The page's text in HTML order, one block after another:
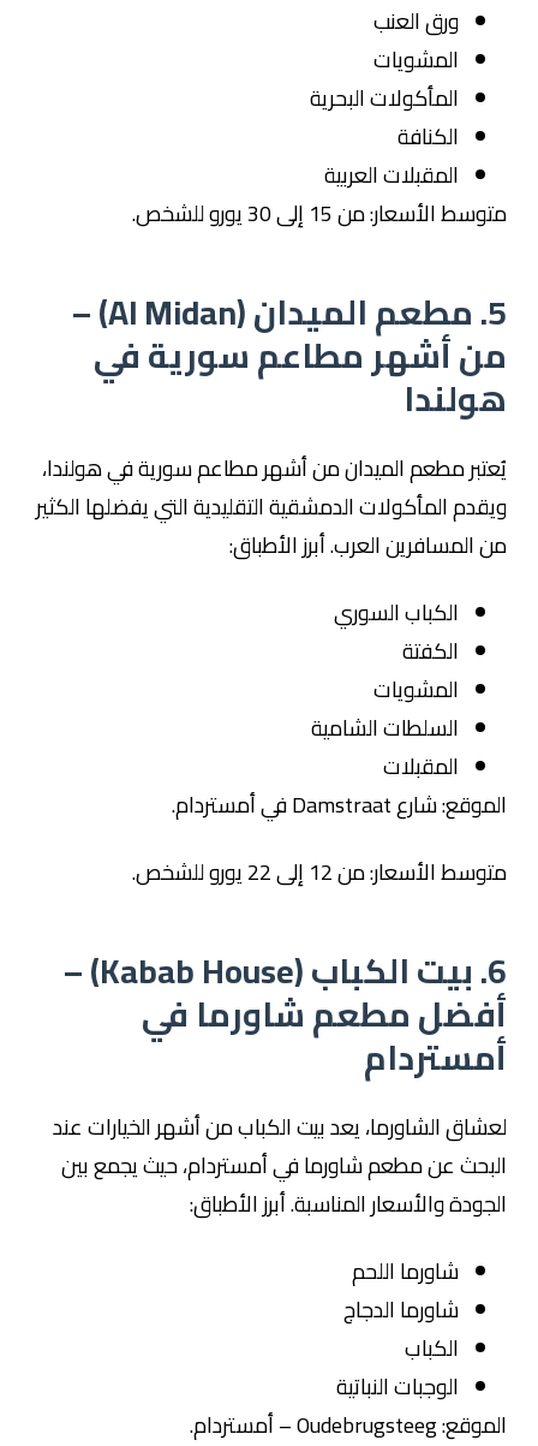
ورق العنب
المشويات
المأكولات البحرية
الكنافة
المقبلات العربية
متوسط الأسعار: من 15 إلى 30 يورو للشخص.
5. مطعم الميدان (Al Midan) –
من أشهر مطاعم سورية في
هولندا
يُعتبر مطعم الميدان من أشهر مطاعم سورية في هولندا،
ويقدم المأكولات الدمشقية التقليدية التي يفضلها الكثير
من المسافرين العرب. أبرز الأطباق:
الكباب السوري
الكفتة
المشويات
السلطات الشامية
المقبلات
الموقع: شارع Damstraat في أمستردام.
متوسط الأسعار: من 12 إلى 22 يورو للشخص.
6. بيت الكباب (Kabab House) –
أفضل مطعم شاورما في
أمستردام
لعشاق الشاورما، يعد بيت الكباب من أشهر الخيارات عند
البحث عن مطعم شاورما في أمستردام، حيث يجمع بين
الجودة والأسعار المناسبة. أبرز الأطباق:
شاورما اللحم
شاورما الدجاج
الكباب
الوجبات النباتية
الموقع: Oudebrugsteeg – أمستردام.